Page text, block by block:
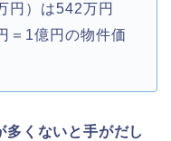
円）は542万円
＝1億円の物件価
くないと手がだし